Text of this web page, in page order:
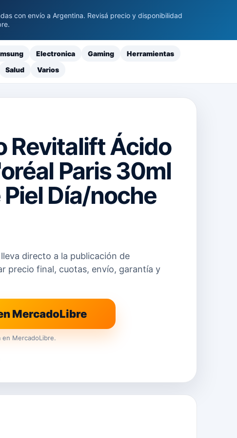
con envío a Argentina. Revisá precio y disponibilidad
Electronica Gaming
Herramientas
Salud Varios
Revitalift Ácido
Paris 30ml
Día/noche
directo a la publicación de
precio final, cuotas, envío, garantía y
MercadoLibre
en MercadoLibre.